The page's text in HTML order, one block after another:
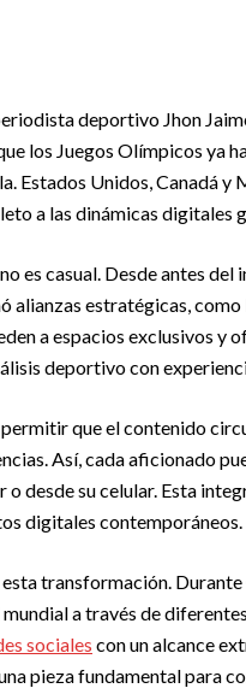
deportivo Jhon
los Juegos Olímpicos ya
Estados Unidos, Canadá y
a las dinámicas digitales
es casual. Desde antes
alianzas estratégicas,
a espacios exclusivos y
deportivo con
que el contenido
Así, cada aficionado
desde su celular. Esta
digitales contemporáneos.
transformación.
a través de
sociales con un alcance
pieza fundamental para